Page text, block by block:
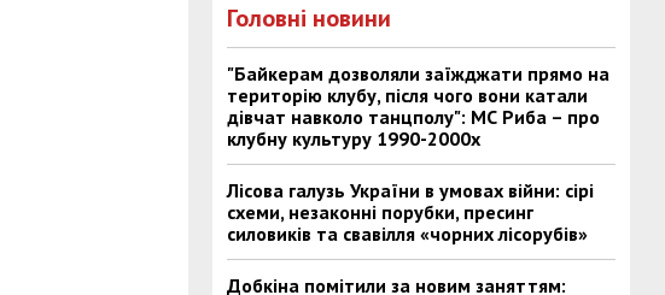
Головні новини
"Байкерам дозволяли заїжджати прямо на
територію клубу, після чого вони катали
дівчат навколо танцполу": МС Риба – про
клубну культуру 1990-2000х
Лісова галузь України в умовах війни: сірі
схеми, незаконні порубки, пресинг
силовиків та свавілля «чорних лісорубів»
Добкіна помітили за новим заняттям: